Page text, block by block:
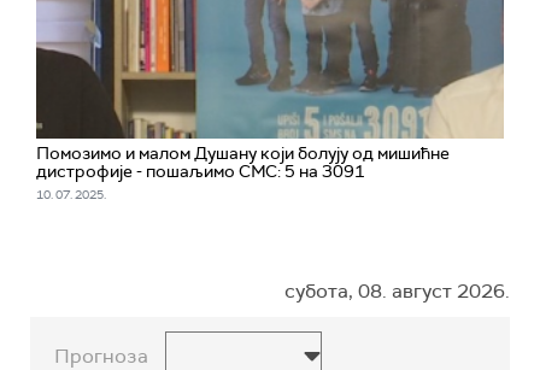
Помозимо и малом Душану који болују од мишићне
дистрофије - пошаљимо СМС: 5 на 3091
10. 07. 2025.
субота, 08. август 2026.
Прогноза